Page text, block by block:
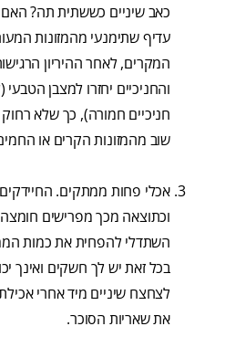
כאב שיניים כששתית תה?
עדיף שתימנעי מהמזונות
המקרים, לאחר ההיריון
והחניכיים יחזרו למצבן
חניכיים חמורה), כך שלא רחוק
שוב מהמזונות הקרים או
אכלי פחות ממתקים. החיידקים
וכתוצאה מכך מפרישים
השתדלי להפחית את כמות
בכל זאת יש לך חשקים ואינך
לצחצח שיניים מיד אחרי
את שאריות הסוכר.